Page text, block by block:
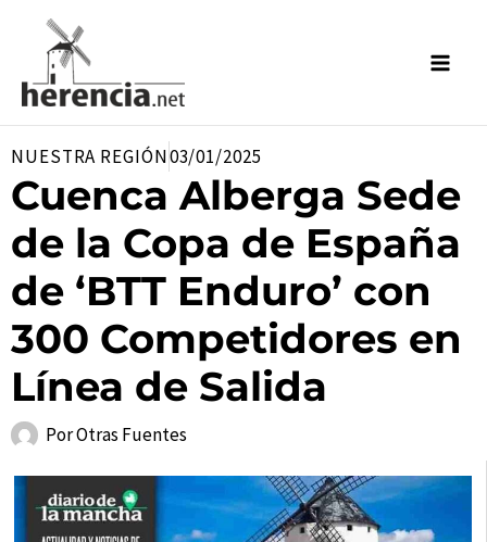
contenido
NUESTRA REGIÓN03/01/2025
Cuenca Alberga Sede
de la Copa de España
de ‘BTT Enduro’ con
300 Competidores en
Línea de Salida
PorOtras Fuentes